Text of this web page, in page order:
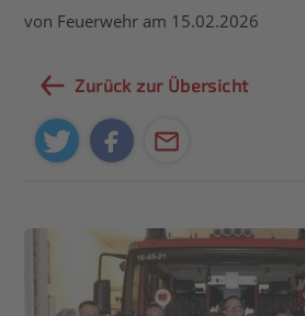
von Feuerwehr am 15.02.2026
Zurück zur Übersicht